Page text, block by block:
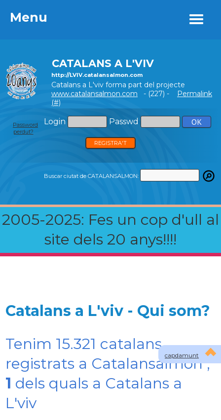
Menu
CATALANS A L'VIV
http://LVIV.catalansalmon.com
Catalans a L'viv forma part del projecte
www.catalansalmon.com - (227) -
Permalink
(#)
Login Passwd
Password
perdut?
REGISTRA'T
Buscar ciutat de CATALANSALMON:
2005-2025: Fes un cop d'ull al
site dels 20 anys!!!!
Menu
capdamunt
Catalans a L'viv - Qui som?
Tenim 15.321 catalans
registrats a Catalansalmon ,
1 dels quals a Catalans a
L'viv